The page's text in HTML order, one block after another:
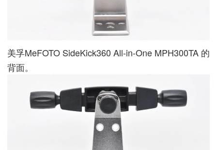
美孚MeFOTO SideKick360 All-in-One MPH300TA 的
背面。